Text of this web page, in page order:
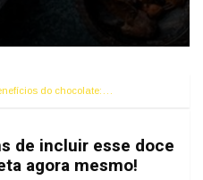
do chocolate:…
de incluir esse doce
agora mesmo!